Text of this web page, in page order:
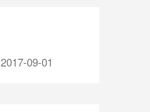
2017-09-01